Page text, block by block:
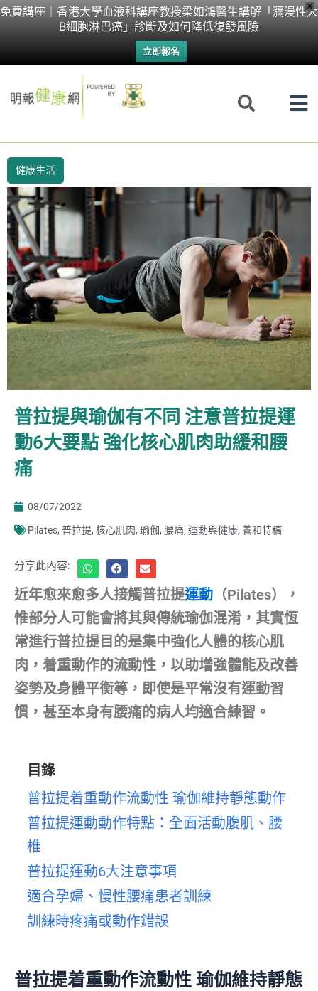
X
免費講座｜香港大學血液科講座教授梁如鴻醫生講解「瀰漫性大
B細胞淋巴癌」診斷及如何降低復發風險
立即報名
Skip
健康生活
普拉提與瑜伽有不同 注意普拉提運
動6大要點 強化核心肌肉助緩和腰
痛
08/07/2022
Pilates, 普拉提, 核心肌肉, 瑜伽, 腰痛, 運動與健康, 養和特稿
分享此內容:
近年愈來愈多人接觸普拉提運動 （Pilates），
惟部分人可能會將其與傳統瑜伽混淆，其實恆
常進行普拉提目的是集中強化人體的核心肌
肉，着重動作的流動性，以助增強體能及改善
姿勢及身體平衡等，即使是平常沒有運動習
慣，甚至本身有腰痛的病人均適合練習。
目錄
普拉提着重動作流動性 瑜伽維持靜態動作
普拉提運動動作特點：全面活動腹肌、腰
椎
普拉提運動6大注意事項
適合孕婦、慢性腰痛患者訓練
訓練時疼痛或動作錯誤
普拉提着重動作流動性 瑜伽維持靜態